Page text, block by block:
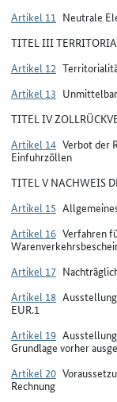
Artikel 11 Neutrale
TITEL III
Artikel 12
Artikel 13
TITEL IV
Artikel 14 Verbot der
Einfuhrzöllen
TITEL V NACHWEIS
Artikel 15
Artikel 16 Verfahren
Artikel 17
Artikel 18
EUR.1
Artikel 19
Grundlage vorher
Artikel 20
Rechnung